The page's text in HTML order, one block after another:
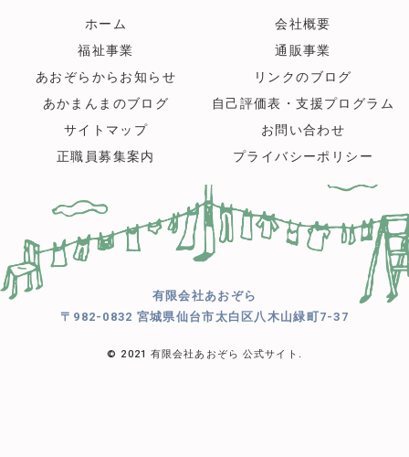
ホーム
会社概要
福祉事業
通販事業
あおぞらからお知らせ
リンクのブログ
あかまんまのブログ
自己評価表・支援プログラム
サイトマップ
お問い合わせ
正職員募集案内
プライバシーポリシー
有限会社あおぞら
〒982-0832 宮城県仙台市太白区八木山緑町7-37
© 2021 有限会社あおぞら 公式サイト.